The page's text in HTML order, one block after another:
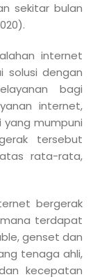
sekitar bulan
internet
solusi dengan
bagi
internet,
mumpuni
tersebut
rata-rata,
bergerak
terdapat
genset dan
tenaga ahli,
kecepatan